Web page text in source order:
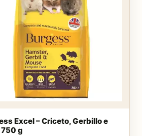
Excel – Criceto, Gerbillo e
g